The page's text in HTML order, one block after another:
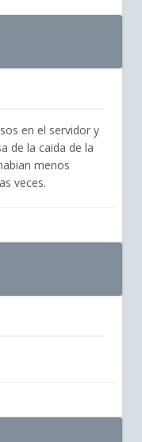
en el servidor y
de la caida de la
menos
veces.